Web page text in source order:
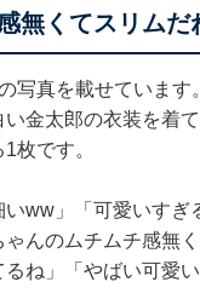
無くてスリムだ
写真を載せていま
金太郎の衣装を着
枚です。
ww」「可愛いす
んのムチムチ感無
ね」「やばい可愛